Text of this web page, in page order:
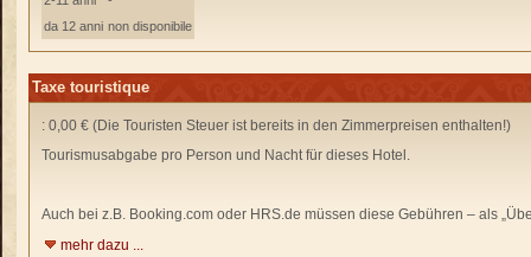
da 12 anni non disponibile
Taxe touristique
: 0,00 € (Die Touristen Steuer ist bereits in den Zimmerpreisen enthalten!)
Tourismusabgabe pro Person und Nacht für dieses Hotel.
Auch bei z.B. Booking.com oder HRS.de müssen diese Gebühren – als
mehr dazu ...